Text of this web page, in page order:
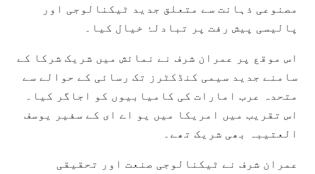
مصنوعی ذہانت سے متعلق جدید ٹیکنالوجی اور
پالیسی پیش رفت پر تبادلۂ خیال کیا۔
اس موقع پر عمران شرف نے نمائش میں شریک شرکا کے
سامنے جدید سیمی کنڈکٹرز تک رسائی کے حوالے سے
متحدہ عرب امارات کی کامیابیوں کو اجاگر کیا۔
اس تقریب میں امریکا میں یو اے ای کے سفیر یوسف
العتیبہ بھی شریک تھے۔
عمران شرف نے ٹیکنالوجی صنعت اور تحقیقی